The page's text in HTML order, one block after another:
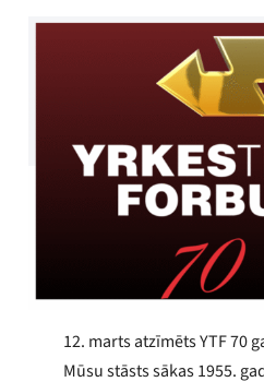
12. marts atzīmēts YTF 70
Mūsu stāsts sākas 1955.